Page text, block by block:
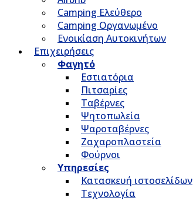
Camping Ελεύθερο
Camping Οργανωμένο
Ενοικίαση Αυτοκινήτων
Επιχειρήσεις
Φαγητό
Εστιατόρια
Πιτσαρίες
Ταβέρνες
Ψητοπωλεία
Ψαροταβέρνες
Ζαχαροπλαστεία
Φούρνοι
Υπηρεσίες
Κατασκευή ιστοσελίδων
Τεχνολογία